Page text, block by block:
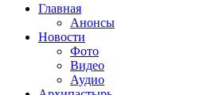
Главная
Анонсы
Новости
Фото
Видео
Аудио